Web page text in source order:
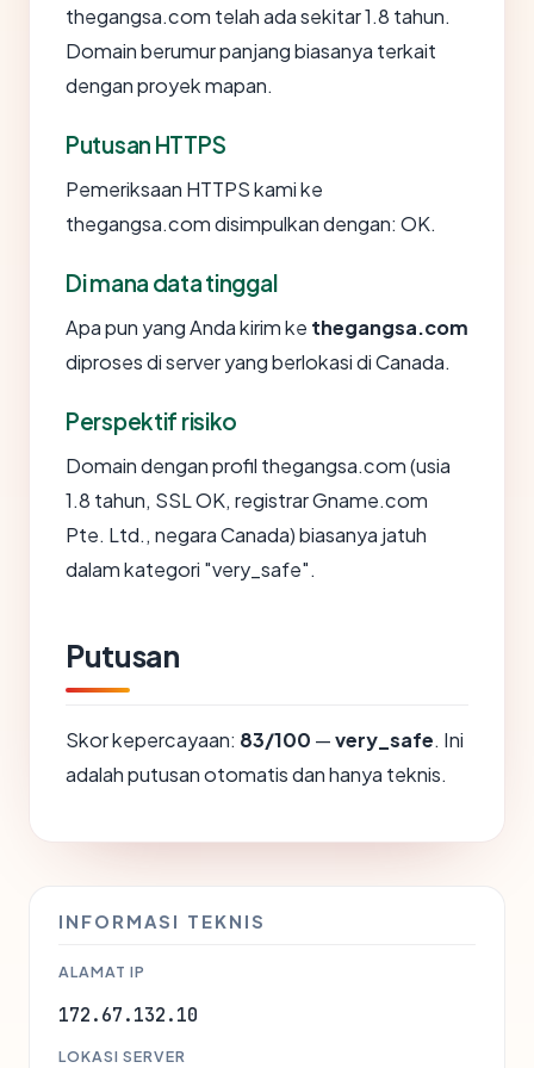
thegangsa.com telah ada sekitar 1.8 tahun.
Domain berumur panjang biasanya terkait
dengan proyek mapan.
Putusan HTTPS
Pemeriksaan HTTPS kami ke
thegangsa.com disimpulkan dengan: OK.
Di mana data tinggal
Apa pun yang Anda kirim ke thegangsa.com
diproses di server yang berlokasi di Canada.
Perspektif risiko
Domain dengan profil thegangsa.com (usia
1.8 tahun, SSL OK, registrar Gname.com
Pte. Ltd., negara Canada) biasanya jatuh
dalam kategori "very_safe".
Putusan
Skor kepercayaan: 83/100 —very_safe. Ini
adalah putusan otomatis dan hanya teknis.
INFORMASI TEKNIS
ALAMAT IP
172.67.132.10
LOKASI SERVER